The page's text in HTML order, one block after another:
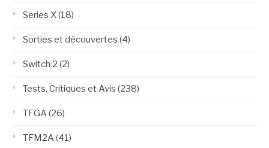
Series X(18)
Sorties et découvertes (4)
Switch 2 (2)
Tests, Critiques et Avis (238)
TFGA(26)
TFM2A(41)